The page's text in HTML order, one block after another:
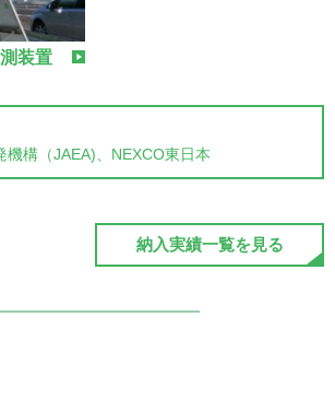
装置
機構（JAEA)、NEXCO東日本
納入実績一覧を見る